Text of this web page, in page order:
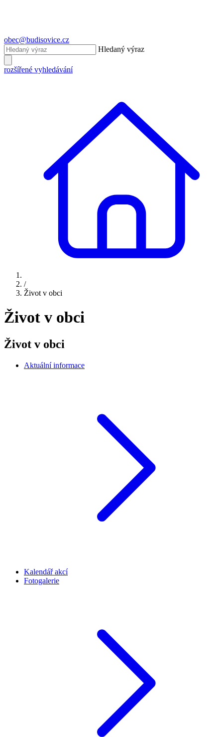
obec@budisovice.cz
Hledaný výraz
rozšířené vyhledávání
/
Život v obci
Život v obci
Život v obci
Aktuální informace
Kalendář akcí
Fotogalerie